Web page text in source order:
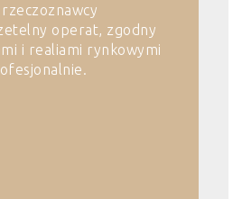
rzeczoznawcy
operat, zgodny
i realiami rynkowymi